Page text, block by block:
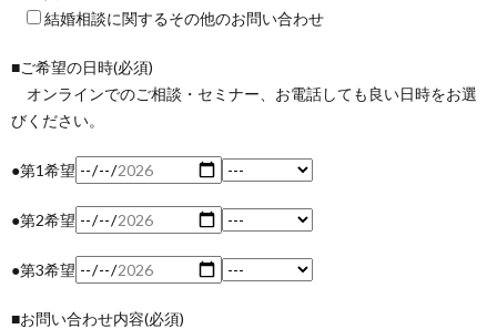
結婚相談に関するその他のお問い合わせ
■ご希望の日時(必須)
オンラインでのご相談・セミナー、お電話しても良い日時をお選
びください。
●第1希望
●第2希望
●第3希望
■お問い合わせ内容(必須)